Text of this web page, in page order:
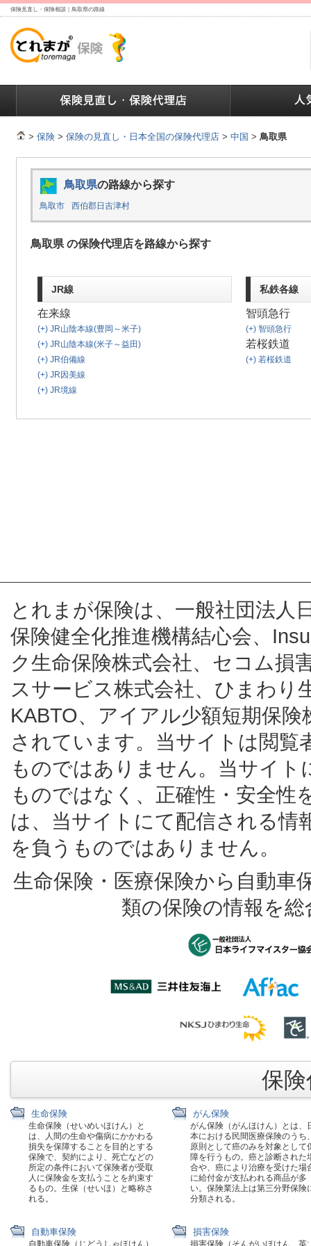
保険見直し・保険相談｜鳥取県の路線
> 保険 > 保険の見直し・日本全国の保険代理店 > 中国 > 鳥取県
鳥取県の路線から探す
鳥取市 西伯郡日吉津村
鳥取県 の保険代理店を路線から探す
JR線
在来線
(+) JR山陰本線(豊岡～米子)
(+) JR山陰本線(米子～益田)
(+) JR伯備線
(+) JR因美線
(+) JR境線
私鉄各線
智頭急行
(+) 智頭急行
若桜鉄道
(+) 若桜鉄道
とれまが保険は、一般社団法人
保険健全化推進機構結心会、
ク生命保険株式会社、セコム損
スサービス株式会社、ひまわり
KABTO、アイアル少額短期保
されています。当サイトは閲覧
ものではありません。当サイ
ものではなく、正確性・安全性
は、当サイトにて配信される情
を負うものではありません。
生命保険・医療保険から自動車
類の保険の情報を
保
生命保険
生命保険（せいめいほけん）と
は、人間の生命や傷病にかかわる
損失を保障することを目的とする
保険で、契約により、死亡などの
所定の条件において保険者が受取
人に保険金を支払うことを約束す
るもの。生保（せいほ）と略称さ
れる。
がん保険
がん保険（がんほけん）とは、
本における民間医療保険のうち
原則として癌のみを対象として
障を行うもの。癌と診断された
合や、癌により治療を受けた場
に給付金が支払われる商品が多
い。保険業法上は第三分野保険
分類される。
自動車保険
自動車保険（じどうしゃほけん）
損害保険
損害保険（そんがいほけん、英: